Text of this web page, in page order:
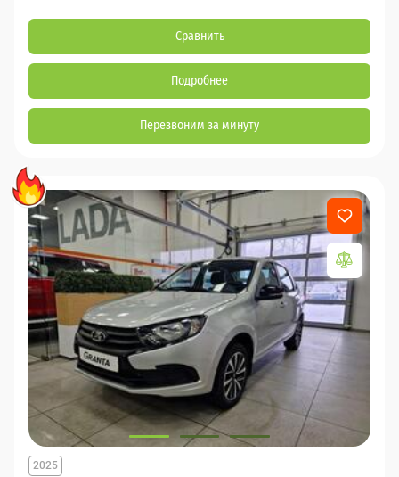
Сравнить
Подробнее
Перезвоним за минуту
2025